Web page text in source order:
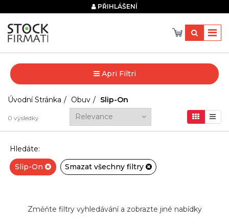
PŘIHLÁŠENÍ
Apri Filtri
Úvodní Stránka Obuv Slip-On
0 výsledky
Hledáte:
Slip-On
Smazat všechny filtry
Změňte filtry vyhledávání a zobrazte jiné nabídky